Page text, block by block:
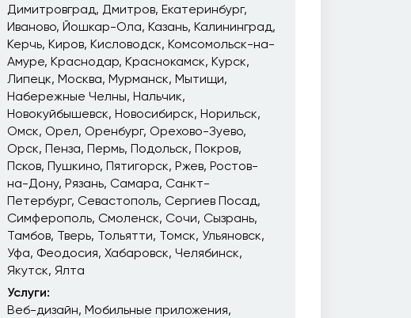
Димитровград
Дмитров Екатеринбург
Иваново Йошкар-Ола Казань Калининград
Керчь Киров Кисловодск Комсомольск-на-
Амуре Краснодар Краснокамск Курск
Липецк Москва Мурманск Мытищи
Набережные Челны Нальчик
Новокуйбышевск Новосибирск Норильск
Омск Орел Оренбург Орехово-Зуево
Орск Пенза Пермь Подольск Покров
Псков Пушкино Пятигорск Ржев Ростов-
на-Дону Рязань Самара Санкт-
Петербург Севастополь Сергиев Посад
Симферополь Смоленск Сочи Сызрань
Тамбов Тверь Тольятти Томск Ульяновск
Уфа Феодосия Хабаровск Челябинск
Якутск Ялта
Услуги:
Веб-дизайн Мобильные приложения